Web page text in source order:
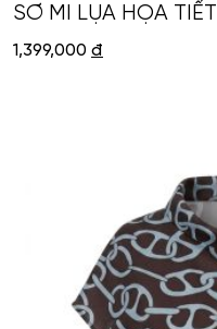
SƠ MI LỤA HỌA TIẾT
1,399,000 đ